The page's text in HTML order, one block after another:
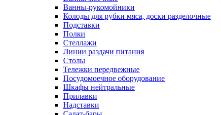
Ванны-рукомойники
Колоды для рубки мяса, доски разделочные
Подставки
Полки
Стеллажи
Линии раздачи питания
Столы
Тележки передвежные
Посудомоечное оборудование
Шкафы нейтральные
Прилавки
Надставки